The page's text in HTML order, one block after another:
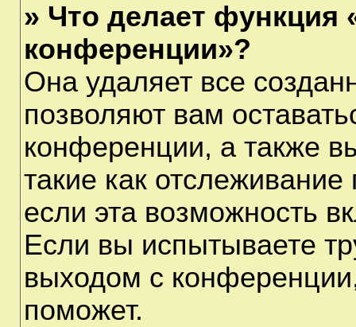
» Что делает функция
конференции»?
Она удаляет все
позволяют вам
конференции, а также
такие как
если эта возможность
Если вы испытываете
выходом с
поможет.